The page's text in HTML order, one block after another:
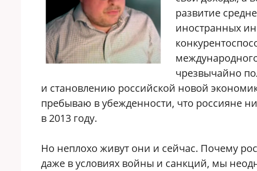
развитие
иностранных
чрезвычайно
и становлению российской новой
пребываю в убежденности, что россияне
в 2013 году.
Но неплохо живут они и сейчас. Почему
даже в условиях войны и санкций, мы